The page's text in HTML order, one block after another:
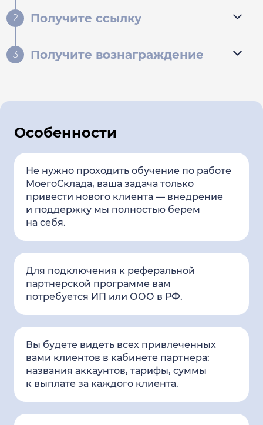
Получите ссылку
Получите вознаграждение
Особенности
Не нужно проходить обучение по работе
МоегоСклада, ваша задача только
привести нового клиента — внедрение
и поддержку мы полностью берем
на себя.
Для подключения к реферальной
партнерской программе вам
потребуется ИП или ООО в РФ.
Вы будете видеть всех привлеченных
вами клиентов в кабинете партнера:
названия аккаунтов, тарифы, суммы
к выплате за каждого клиента.